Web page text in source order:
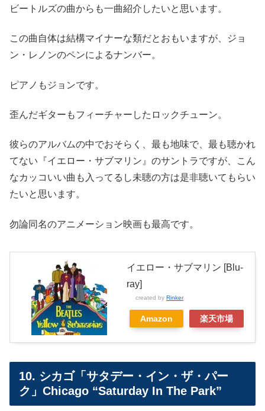
ビートルズの曲からも一曲紹介したいと思います。
この曲自体は結構マイナーな類だとおもいますが、ジョ
ン・レノンのペンによるナンバー。
ピアノもジョンです。
歪んだギターもフィーチャーしたロックチューン。
彼らのアルバムの中でおそらく、最も地味で、最も聴かれ
てない『イエロー・サブマリン』のサントラですが、こん
なカッコいい曲も入ってるし未聴の方は是非聴いてもらい
たいと思います。
勿論同名のアニメーション映画も最高です。
イエロー・サブマリン [Blu-
ray]
created by Rinker
Amazon 楽天市場
10. シカゴ「サタデー・イン・ザ・パー
ク」Chicago “Saturday In The Park”